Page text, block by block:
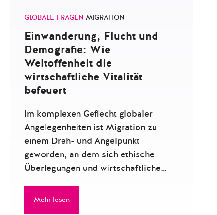
GLOBALE FRAGEN MIGRATION
Einwanderung, Flucht und
Demografie: Wie
Weltoffenheit die
wirtschaftliche Vitalität
befeuert
Im komplexen Geflecht globaler
Angelegenheiten ist Migration zu
einem Dreh- und Angelpunkt
geworden, an dem sich ethische
Überlegungen und wirtschaftliche…
Mehr lesen